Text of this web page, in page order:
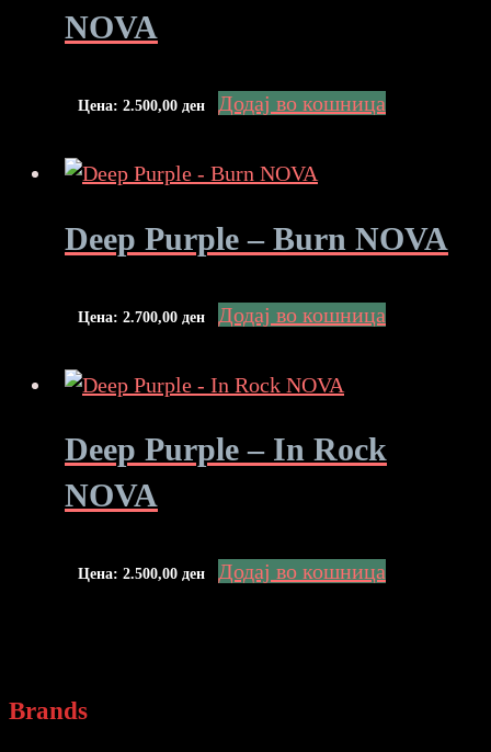
NOVA
Цена: 2.500,00 ден Додај во кошница
Deep Purple – Burn NOVA
Цена: 2.700,00 ден Додај во кошница
Deep Purple – In Rock
NOVA
Цена: 2.500,00 ден Додај во кошница
Brands